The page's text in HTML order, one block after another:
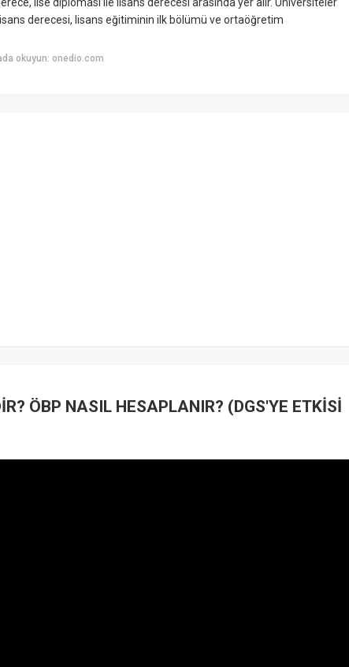
derecesi, lisans eğitiminin ilk bölümü ve ortaöğretim
okuyun: onedio.com
ÖBP NASIL HESAPLANIR? (DGS'YE ETKİSİ